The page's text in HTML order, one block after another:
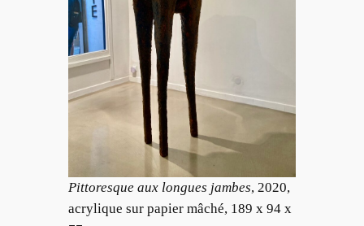
Pittoresque aux longues jambes, 2020,
acrylique sur papier mâché, 189 x 94 x